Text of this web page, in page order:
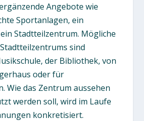
Angebote wie
Sportanlagen, ein
Stadtteilzentrum. Mögliche
sind
der Bibliothek, von
oder für
Wie das Zentrum aussehen
werden soll, wird im Laufe
konkretisiert.